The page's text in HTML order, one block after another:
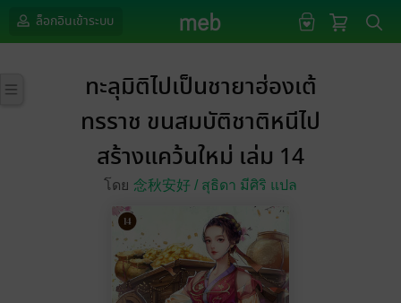
ล็อกอินเข้าระบบ
ทะลุมิติไปเป็นชายาฮ่องเต้
ทรราช ขนสมบัติชาติหนีไป
สร้างแคว้นใหม่ เล่ม 14
โดย 念秋安好 / สุธิดา มีศิริ แปล